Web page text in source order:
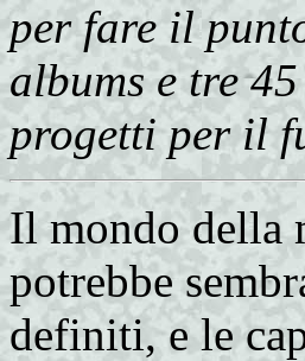
per fare il
albums e tre
progetti per il
Il mondo della
potrebbe
definiti, e le